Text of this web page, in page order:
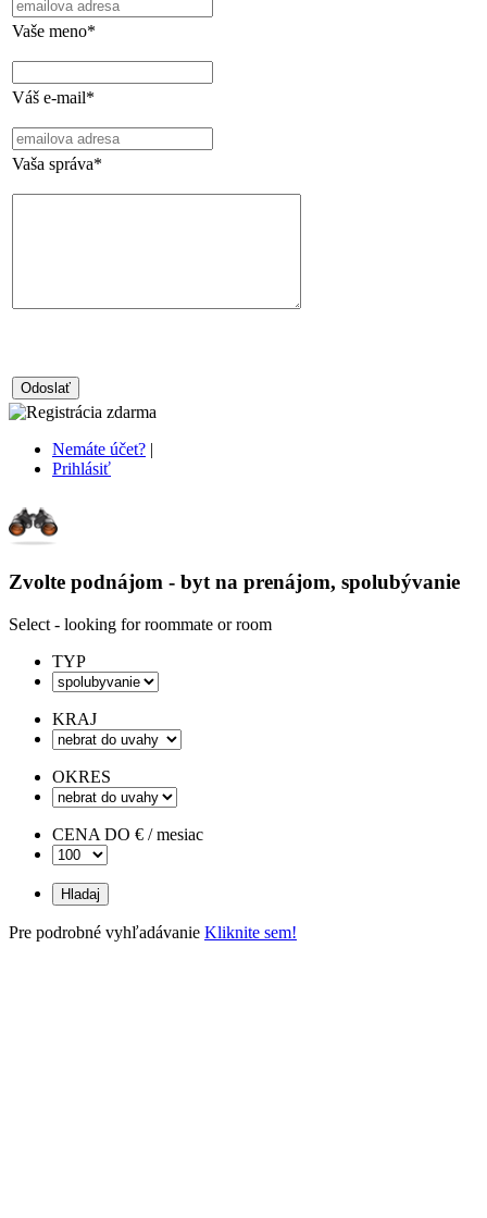
Vaše meno*
Váš e-mail*
Vaša správa*
Nemáte účet? |
Prihlásiť
Zvolte podnájom - byt na prenájom, spolubývanie
Select - looking for roommate or room
TYP
KRAJ
OKRES
CENA DO € / mesiac
Pre podrobné vyhľadávanie Kliknite sem!